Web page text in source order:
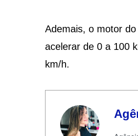
Ademais, o motor
acelerar de 0 a 100
km/h.